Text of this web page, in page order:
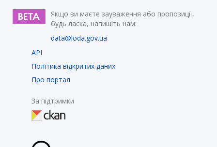
Якщо ви маєте зауваження або пропозиції,
будь ласка, напишіть нам:
data@loda.gov.ua
API
Політика відкритих даних
Про портал
За підтримки